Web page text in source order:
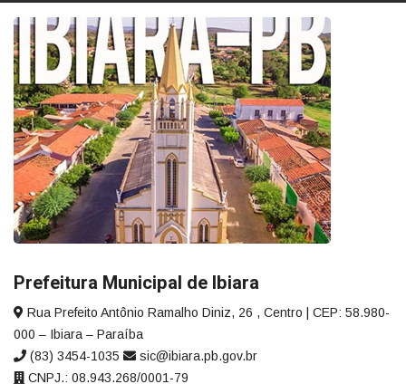
Prefeitura Municipal de Ibiara
Rua Prefeito Antônio Ramalho Diniz, 26 , Centro | CEP: 58.980-
000 – Ibiara – Paraíba
(83) 3454-1035
sic@ibiara.pb.gov.br
CNPJ.: 08.943.268/0001-79